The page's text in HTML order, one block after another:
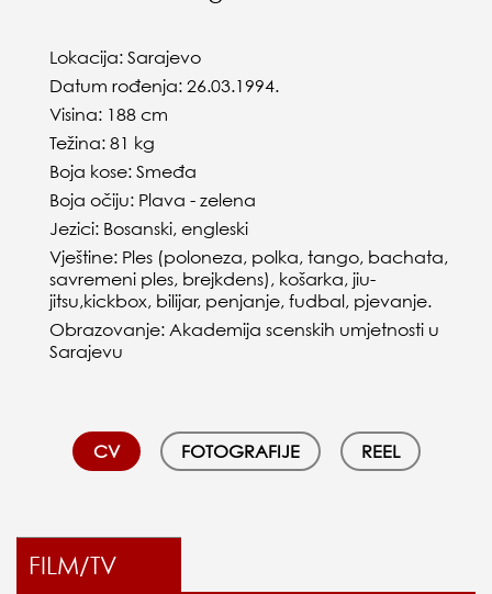
Lokacija: Sarajevo
Datum rođenja: 26.03.1994.
Visina: 188 cm
Težina: 81 kg
Boja kose: Smeđa
Boja očiju: Plava - zelena
Jezici: Bosanski, engleski
Vještine: Ples (poloneza, polka, tango, bachata,
savremeni ples, brejkdens), košarka, jiu-
jitsu,kickbox, bilijar, penjanje, fudbal, pjevanje.
Obrazovanje: Akademija scenskih umjetnosti u
Sarajevu
CV FOTOGRAFIJE REEL
FILM/TV